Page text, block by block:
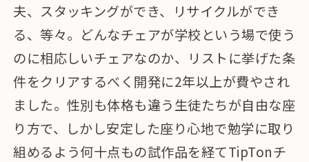
夫、スタッキングができ、リサイクルができ
る、等々。どんなチェアが学校という場で使う
のに相応しいチェアなのか、リストに挙げた条
件をクリアするべく開発に2年以上が費やされ
ました。性別も体格も違う生徒たちが自由な座
り方で、しかし安定した座り心地で勉学に取り
組めるよう何十点もの試作品を経てTipTonチ